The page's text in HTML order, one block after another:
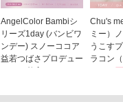
AngelColor Bambiシ
リーズ1day (バンビワ
ンデー) スノーココア
益若つばさプロデュー
ス（10枚入り）
Chu's
ミー）
うこす
ラコン